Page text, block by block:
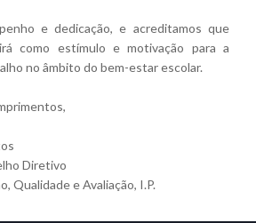
e dedicação, e acreditamos que
como estímulo e motivação para a
no âmbito do bem-estar escolar.
Diretivo
Qualidade e Avaliação, I.P.